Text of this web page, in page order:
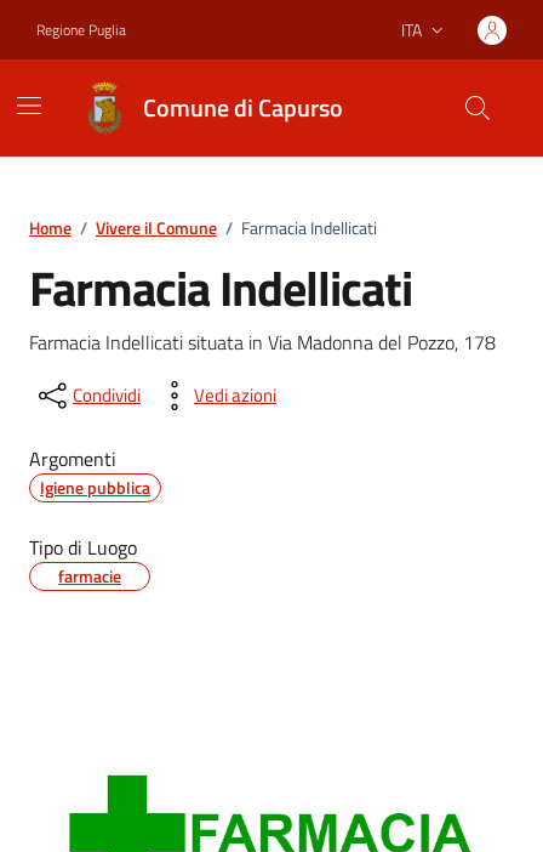
Regione Puglia Lingua attiva:
ITA
Comune di Capurso
Home / Vivere il Comune / Farmacia Indellicati
Farmacia Indellicati
Farmacia Indellicati situata in Via Madonna del Pozzo, 178
Condividi Vedi azioni
Argomenti
Igiene pubblica
Tipo di Luogo
farmacie